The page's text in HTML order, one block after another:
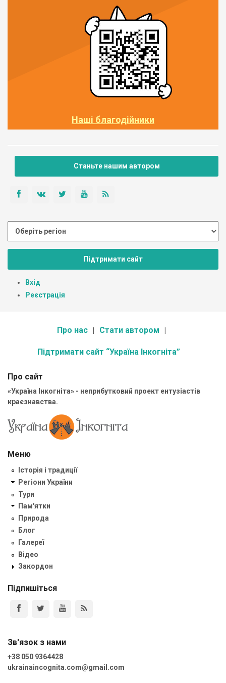
Наші благодійники
Станьте нашим автором
Підтримати сайт
Вхід
Реєстрація
Про нас Стати автором
Підтримати сайт “Україна Інкогніта”
Про сайт
«Україна Інкогніта» - неприбутковий проект ентузіастів
краєзнавства.
Меню
Історія і традиції
Регіони України
Тури
Пам'ятки
Природа
Блог
Галереї
Відео
Закордон
Підпишіться
Зв'язок з нами
+38 050 9364428
ukrainaincognita.com@gmail.com